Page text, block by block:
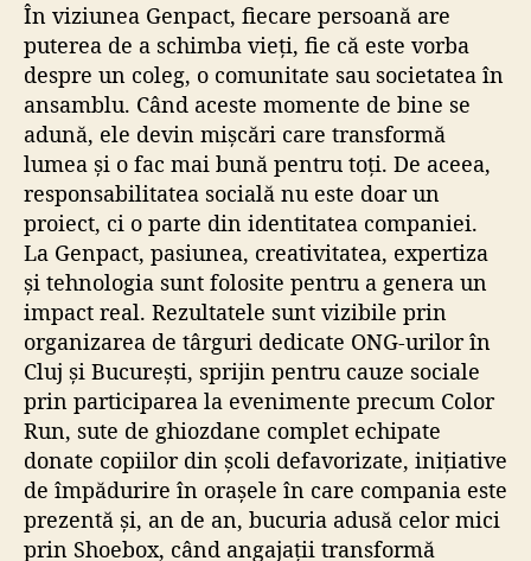
În viziunea Genpact, fiecare persoană are
puterea de a schimba vieți, fie că este vorba
despre un coleg, o comunitate sau societatea în
ansamblu. Când aceste momente de bine se
adună, ele devin mișcări care transformă
lumea și o fac mai bună pentru toți. De aceea,
responsabilitatea socială nu este doar un
proiect, ci o parte din identitatea companiei.
La Genpact, pasiunea, creativitatea, expertiza
și tehnologia sunt folosite pentru a genera un
impact real. Rezultatele sunt vizibile prin
organizarea de târguri dedicate ONG-urilor în
Cluj și București, sprijin pentru cauze sociale
prin participarea la evenimente precum Color
Run, sute de ghiozdane complet echipate
donate copiilor din școli defavorizate, inițiative
de împădurire în orașele în care compania este
prezentă și, an de an, bucuria adusă celor mici
prin Shoebox, când angajații transformă